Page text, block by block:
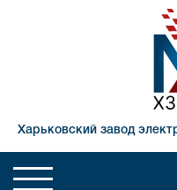
Харьковский завод